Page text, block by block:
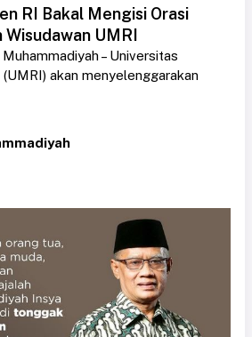
RI Bakal Mengisi Orasi
Wisudawan UMRI
– Universitas
akan menyelenggarakan